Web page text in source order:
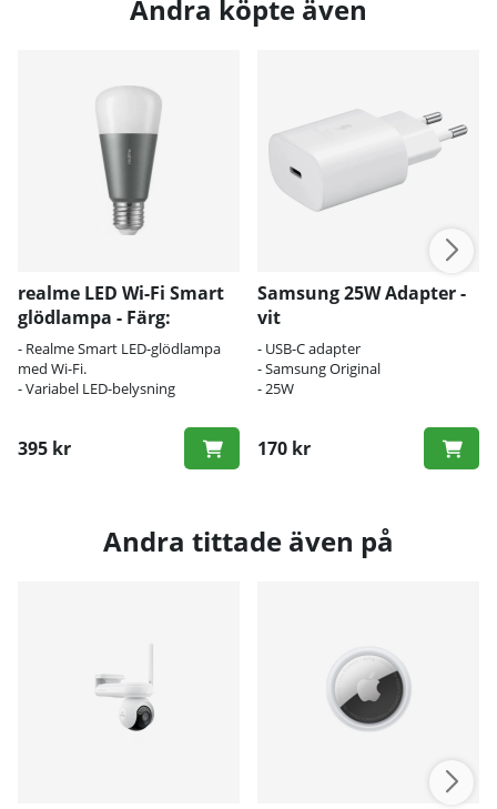
Andra köpte även
realme LED Wi-Fi Smart
glödlampa - Färg:
Tarnish
- Realme Smart LED-glödlampa
med Wi-Fi.
- Variabel LED-belysning
395 kr
Samsung 25W Adapter -
vit
- USB-C adapter
- Samsung Original
- 25W
170 kr
Andra tittade även på